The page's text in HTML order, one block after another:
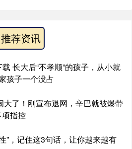
推荐资讯
长大后“不孝顺”的孩子，从小就
孩子一个没占
大了！刚宣布退网，辛巴就被爆带
指控
”，记住这3句话，让你越来越有